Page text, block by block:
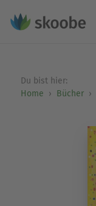
Du bist hier:
Home
Bücher